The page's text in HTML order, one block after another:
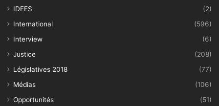
IDEES
(2)
International
(596)
Interview
(6)
Justice
(208)
Législatives 2018
(77)
Médias
(106)
Opportunités
(51)